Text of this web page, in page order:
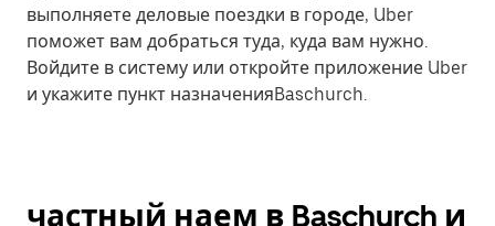
выполняете деловые поездки в городе, Uber
поможет вам добраться туда, куда вам нужно.
Войдите в систему или откройте приложение Uber
и укажите пункт назначенияBaschurch.
частный наем в Baschurch и